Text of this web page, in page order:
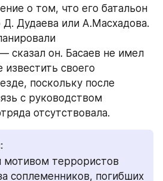
о том, что его батальон
Д. Дудаева или А.Масхадова.
сказал он. Басаев не имел
своего
поскольку после
с руководством
отсутствовала.
мотивом террористов
соплеменников, погибших